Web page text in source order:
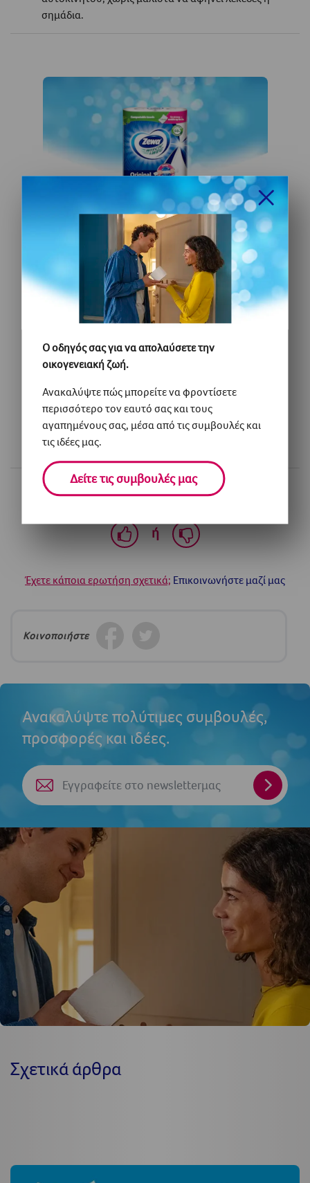
Χαρακτηριστικά:Zewa Wisch&Weg
Μπορείτε πάντα να βασίζεστε στην
ποιότητα αυτού του χαρτιού κουζίνας,
καθώς είναι εξαιρετικά απορροφητικό,
σημάδια.
Σας φάνηκε χρήσιμο το άρθρο;
ή
Έχετε κάποια ερωτήση σχετικά; Επικοινωνήστε μαζί μας
Κοινοποιήστε
Ανακαλύψτε πολύτιμες συμβουλές,
προσφορές και ιδέες.
στο
Σχετικά άρθρα
Ο οδηγός σας για να απολαύσετε την
οικογενειακή ζωή.
Ανακαλύψτε πώς μπορείτε να φροντίσετε
περισσότερο τον εαυτό σας και τους
αγαπημένους σας, μέσα από τις συμβουλές και
τις ιδέες μας.
Δείτε τις συμβουλές μας